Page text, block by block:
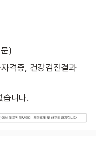
)
격증, 건강검진결과
습니다.